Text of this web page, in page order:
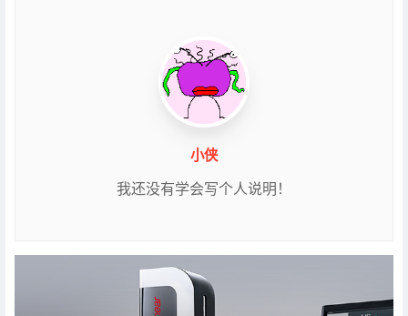
小侠
我还没有学会写个人说明！